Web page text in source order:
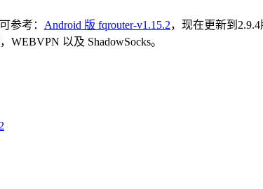
参考： Android 版 fqrouter-v1.15.2，现在更新到
WEBVPN 以及 ShadowSocks。